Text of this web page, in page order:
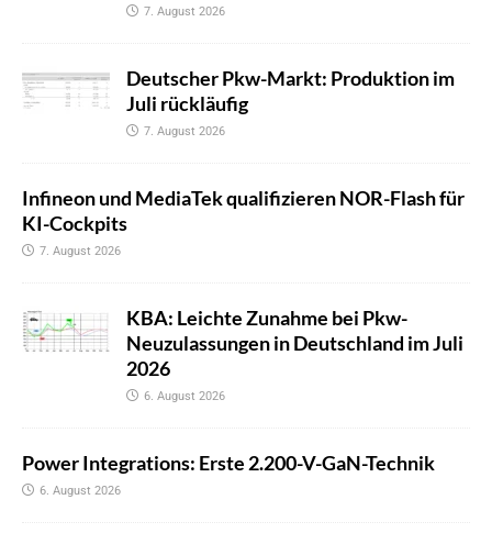
7. August 2026
Deutscher Pkw-Markt: Produktion im
Juli rückläufig
7. August 2026
Infineon und MediaTek qualifizieren NOR-Flash für
KI-Cockpits
7. August 2026
KBA: Leichte Zunahme bei Pkw-
Neuzulassungen in Deutschland im Juli
2026
6. August 2026
Power Integrations: Erste 2.200-V-GaN-Technik
6. August 2026